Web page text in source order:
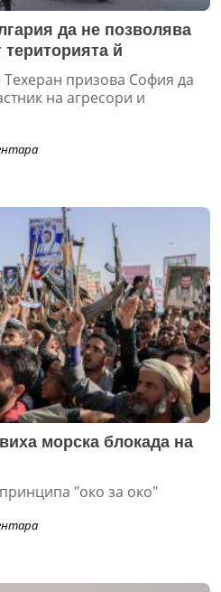
да не позволява
й
призова София да
на агресори и
морска блокада на
"око за око"